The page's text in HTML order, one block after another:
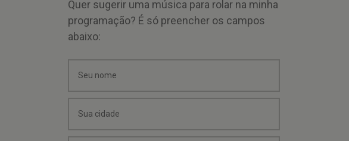
Quer sugerir uma música para rolar na minha
programação? É só preencher os campos
abaixo: